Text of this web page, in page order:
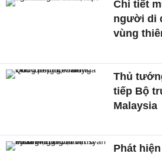
Chi tiết
người di
vùng
Thủ
tiếp Bộ
Malaysia
Phát